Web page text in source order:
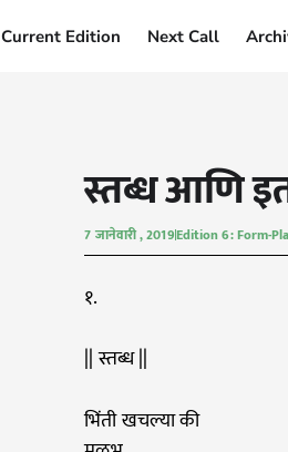
Current Edition Next Call
स्तब्ध आणि
7 जानेवारी , 2019Edition 6: Form-
१.
|| स्तब्ध ||
भिंती खचल्या की